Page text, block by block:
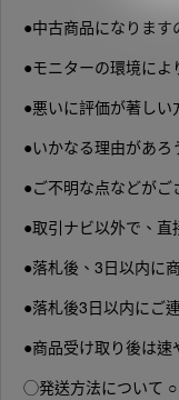
●中古商品になりま
●モニターの環境によ
●悪いに評価が著し
●いかなる理由があ
●ご不明な点などが
●取引ナビ以外で、
●落札後、3日以内に
●落札後3日以内にご
●商品受け取り後は
◯発送方法について ○